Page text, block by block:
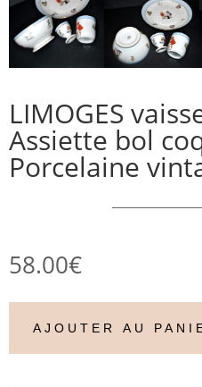
LIMOGES
Assiette bol
Porcelaine
58.00€
AJOUTER AU